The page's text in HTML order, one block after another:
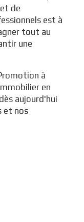
de
est à
tout au
une
à
en
aujourd'hui
et nos